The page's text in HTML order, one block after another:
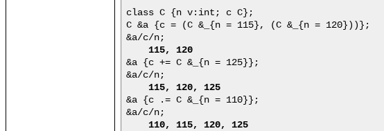
class C {n v:int; c C};
C &a {c = (C &_{n = 115}, (C &_{n = 120}))};
&a/c/n;
115, 120
&a {c += C &_{n = 125}};
&a/c/n;
115, 120, 125
&a {c .= C &_{n = 110}};
&a/c/n;
110, 115, 120, 125